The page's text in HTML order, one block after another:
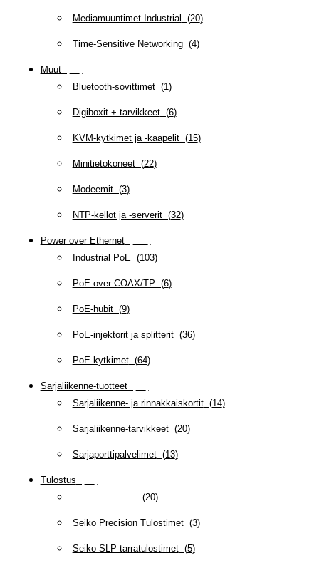
Mediamuuntimet Industrial (20)
Time-Sensitive Networking(4)
Muut(
Bluetooth-sovittimet(1)
Digiboxit + tarvikkeet(6)
KVM-kytkimet ja -kaapelit(15)
Minitietokoneet(22)
Modeemit(3)
NTP-kellot ja -serverit(32)
Power over Ethernet(
Industrial PoE(103)
PoE over COAX/TP (6)
PoE-hubit(9)
PoE-injektorit ja splitterit(36)
PoE-kytkimet(64)
Sarjaliikenne-tuotteet(
Sarjaliikenne- ja rinnakkaiskortit(14)
Sarjaliikenne-tarvikkeet(20)
Sarjaporttipalvelimet(13)
Tulostus
(20)
Seiko Precision Tulostimet(3)
Seiko SLP-tarratulostimet(5)